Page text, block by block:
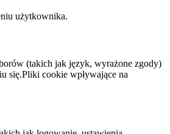
użytkownika.
(takich jak język, wyrażone zgody)
się.Pliki cookie wpływające na